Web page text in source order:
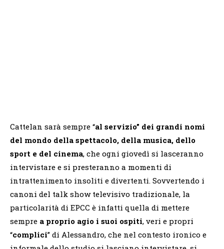
Cattelan sarà sempre “al servizio” dei grandi nomi
del mondo della spettacolo, della musica, dello
sport e del cinema, che ogni giovedì si lasceranno
intervistare e si presteranno a momenti di
intrattenimento insoliti e divertenti. Sovvertendo i
canoni del talk show televisivo tradizionale, la
particolarità di EPCC è infatti quella di mettere
sempre a proprio agio i suoi ospiti, veri e propri
“complici” di Alessandro, che nel contesto ironico e